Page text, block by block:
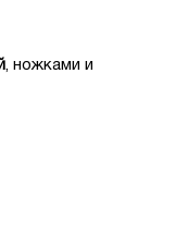
, ножками и